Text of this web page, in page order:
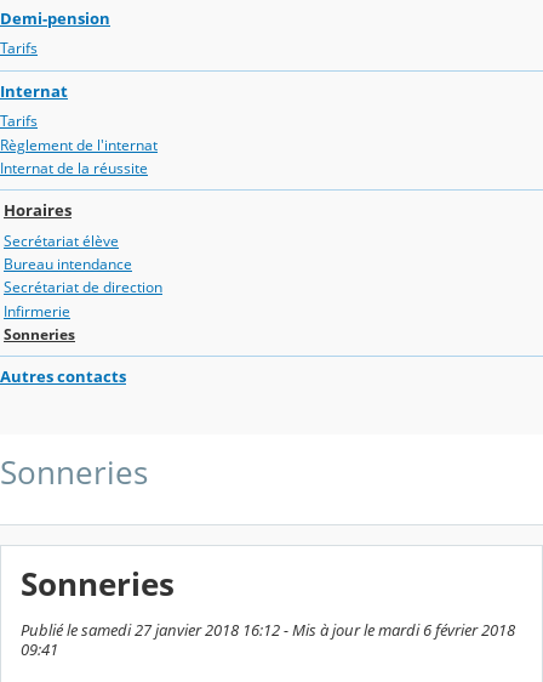
Demi-pension
Tarifs
Internat
Tarifs
Règlement de l'internat
Internat de la réussite
Horaires
Secrétariat élève
Bureau intendance
Secrétariat de direction
Infirmerie
Sonneries
Autres contacts
Sonneries
Sonneries
Publié le samedi 27 janvier 2018 16:12 - Mis à jour le mardi 6 février 2018
09:41